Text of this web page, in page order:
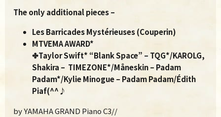
The only additional pieces –
Les Barricades Mystérieuses (Couperin)
MTVEMA AWARD*
✤Taylor Swift* “Blank Space” – TQG*/KAROLG,
Shakira – TIMEZONE*/Måneskin – Padam
Padam*/Kylie Minogue – Padam Padam/Édith
Piaf(^^♪
by YAMAHA GRAND Piano C3//